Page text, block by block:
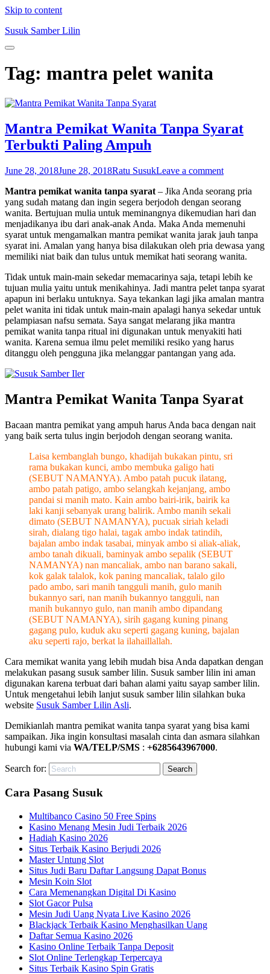
Skip to content
Susuk Samber Lilin
Tag: mantra pelet wanita
Mantra Pemikat Wanita Tanpa Syarat
Terbukti Paling Ampuh
June 28, 2018June 28, 2018Ratu SusukLeave a comment
Mantra pemikat wanita tanpa syarat – Jika Anda seorang pria
yang sudah matang dan ingin segera berjodoh dengan seorang
wanita. Bertujuan mulia untuk meminangnya dikemudian hari dan
menjadikanya ibu dari anak-anak Anda. Maka Anda memenuhi
syarat untuk mengamalkan mantra pemikat wanita jarak jauh tanpa
syarat ini. Amalan yang hanya bisa dilakukan oleh pria dewasa yang
memiliki niat baik dan tulus untuk memikat hati seorang wanita.
Tidak untuk main-main sekedar memacarinya saja, tetapi lebih ke
tujuan mulia yaitu untuk menikahinya. Jadi mantra pelet tanpa syarat
apapun ini berlaku untuknya. Saya tekankan lagi jika amalan mantra
pelet wanita ini tidak untuk main-main apalagi hanya sekedar untuk
pelampiasan nafsu semata. Saya sangat melarang jika mantra
pemikat wanita tanpa ritual ini digunakan untuk menyakiti hati
wanita. Karena semua ilmu pelet memiliki resiko yang harus
ditanggu oleh pengguna jika melanggar pantangan yang ada.
Mantra Pemikat Wanita Tanpa Syarat
Bacaan mantra pemikat yang ampuh harus Anda baca dengan nait
yang baik serta tulus ingin berjodoh dengan seorang wanita.
Laisa kembanglah bungo, khadijah bukakan pintu, sri
rama bukakan kunci, ambo membuka galigo hati
(SEBUT NAMANYA). Ambo patah pucuk ilatang,
ambo patah patigo, ambo selangkah kejanjang, ambo
pandai si manih mato. Kain ambo bairi-irik, bairik ka
laki kanji sebanyak urang balirik. Ambo manih sekali
dimato (SEBUT NAMANYA), pucuak siriah keladi
sirah, dialang tigo halai, tagak ambo indak tatindih,
bajalan ambo indak tasabai, minyak ambo si aliak-aliak,
ambo tanah dikuali, baminyak ambo sepalik (SEBUT
NAMANYA) nan mancaliak, ambo nan barano sakali,
kok galak talalok, kok paning mancaliak, talalo gilo
pado ambo, sari manih tangguli manih, gulo manih
bukannyo sari, nan manih bukannyo tangguli, nan
manih bukannyo gulo, nan manih ambo dipandang
(SEBUT NAMANYA), sirih gagang kuning pinang
gagang pulo, kuduk aku seperti gagang kuning, bajalan
aku seperti rajo, berkat la ilahaillallah.
Cara memikat wanita yang lebih mudah bisa Anda dapatkan dengan
melakukan pasang susuk samber lilin. Susuk samber lilin ini aman
digunakan karena terbuat dari bahan alami yaitu sayap samber lilin.
Untuk mengetahui lebih lanjut susuk samber lilin silahkan buka
website Susuk Samber Lilin Asli.
Demikianlah mantra pemikat wanita tanpa syarat yang bisa kami
sampaikan. Jika ingin konsultasi masalah cinta dan asmara silahkan
hubungi kami via WA/TELP/SMS : +6285643967000.
Search for:
Cara Pasang Susuk
Multibanco Casino 50 Free Spins
Kasino Menang Mesin Judi Terbaik 2026
Hadiah Kasino 2026
Situs Terbaik Kasino Berjudi 2026
Master Untung Slot
Situs Judi Baru Daftar Langsung Dapat Bonus
Mesin Koin Slot
Cara Memenangkan Digital Di Kasino
Slot Gacor Pulsa
Mesin Judi Uang Nyata Live Kasino 2026
Blackjack Terbaik Kasino Menghasilkan Uang
Daftar Semua Kasino 2026
Kasino Online Terbaik Tanpa Deposit
Slot Online Terlengkap Terpercaya
Situs Terbaik Kasino Spin Gratis